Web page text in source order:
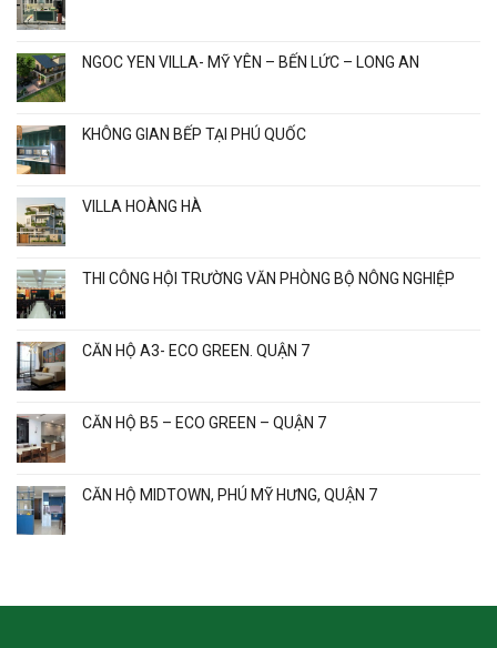
NGOC YEN VILLA- MỸ YÊN – BẾN LỨC – LONG AN
KHÔNG GIAN BẾP TẠI PHÚ QUỐC
VILLA HOÀNG HÀ
THI CÔNG HỘI TRƯỜNG VĂN PHÒNG BỘ NÔNG NGHIỆP
CĂN HỘ A3- ECO GREEN. QUẬN 7
CĂN HỘ B5 – ECO GREEN – QUẬN 7
CĂN HỘ MIDTOWN, PHÚ MỸ HƯNG, QUẬN 7